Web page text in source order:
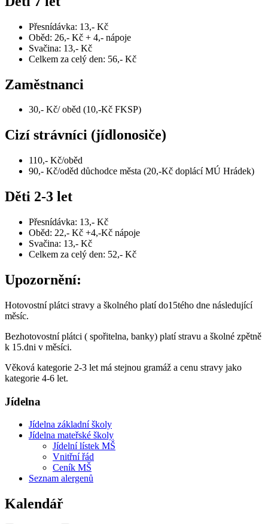
Přesnídávka: 13,- Kč
Oběd: 26,- Kč + 4,- nápoje
Svačina: 13,- Kč
Celkem za celý den: 56,- Kč
Zaměstnanci
30,- Kč/ oběd (10,-Kč FKSP)
Cizí strávníci (jídlonosiče)
110,- Kč/oběd
90,- Kč/oděd důchodce města (20,-Kč doplácí MÚ Hrádek)
Děti 2-3 let
Přesnídávka: 13,- Kč
Oběd: 22,- Kč +4,-Kč nápoje
Svačina: 13,- Kč
Celkem za celý den: 52,- Kč
Upozornění:
Hotovostní plátci stravy a školného platí do15tého dne následující
měsíc.
Bezhotovostní plátci ( spořitelna, banky) platí stravu a školné zpětně
k 15.dni v měsíci.
Věková kategorie 2-3 let má stejnou gramáž a cenu stravy jako
kategorie 4-6 let.
Jídelna
Jídelna základní školy
Jídelna mateřské školy
Jídelní lístek MŠ
Vnitřní řád
Ceník MŠ
Seznam alergenů
Kalendář